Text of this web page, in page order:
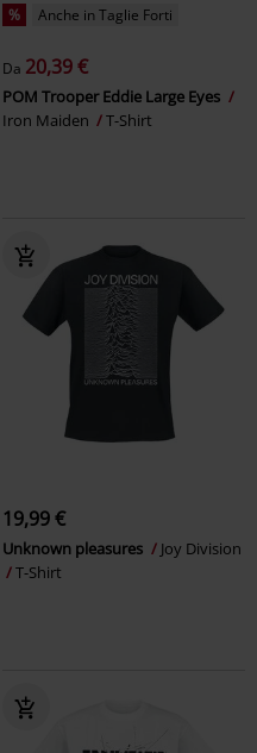
% Anche in Taglie Forti
Da 20,39 €
POM Trooper Eddie Large Eyes
Iron Maiden
T-Shirt
19,99 €
Unknown pleasures
Joy Division
T-Shirt